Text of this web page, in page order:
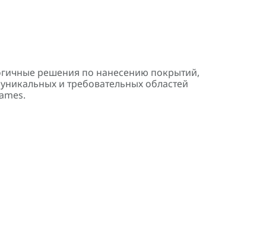
решения по нанесению покрытий,
и требовательных областей